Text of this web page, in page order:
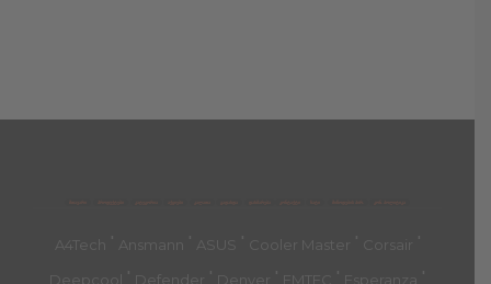
მთავარი კალათა
A4Tech ' Ansmann ' ASUS ' Cooler Master ' Corsair '
Deepcool Defender Denver EMTEC Esperanza